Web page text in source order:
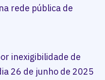
rede pública de
inexigibilidade de
26 de junho de 2025